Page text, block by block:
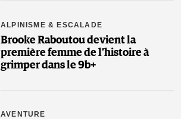
ALPINISME & ESCALADE
Brooke Raboutou devient la
première femme de l’histoire à
grimper dans le 9b+
AVENTURE